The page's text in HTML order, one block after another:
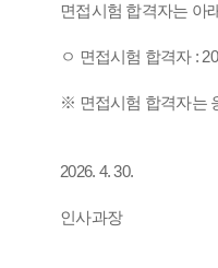
면접시험 합격자는 아
ㅇ 면접시험 합격자 :
※ 면접시험 합격자는
2026. 4. 30.
인사과장